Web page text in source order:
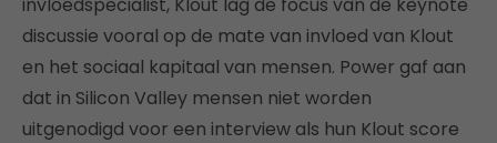
discussie vooral op de mate van invloed van Klout
en het sociaal kapitaal van mensen. Power gaf aan
dat in Silicon Valley mensen niet worden
uitgenodigd voor een interview als hun Klout score